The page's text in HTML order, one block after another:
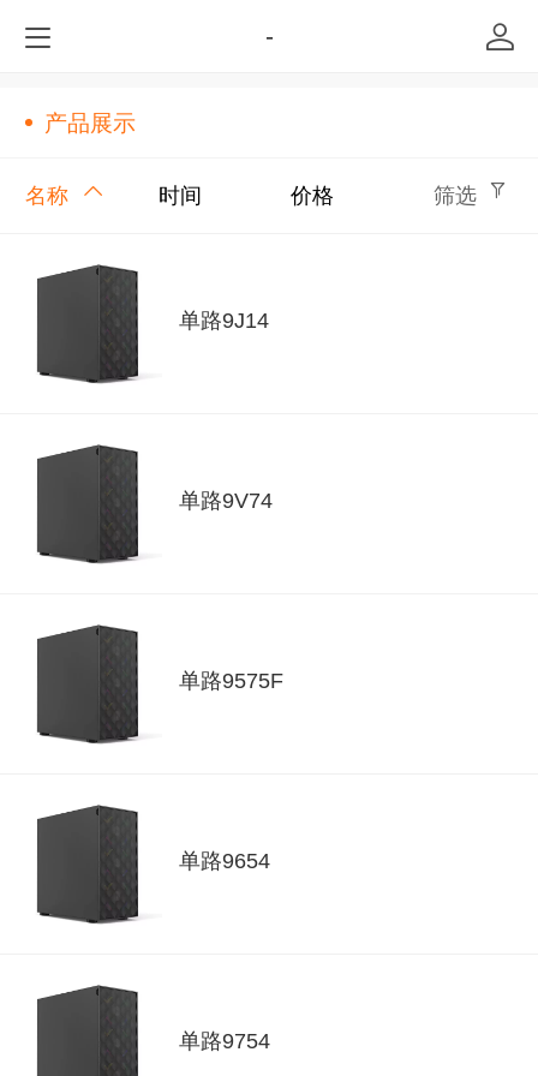
-
产品展示
名称 时间 价格 筛选
单路9J14
单路9V74
单路9575F
单路9654
单路9754